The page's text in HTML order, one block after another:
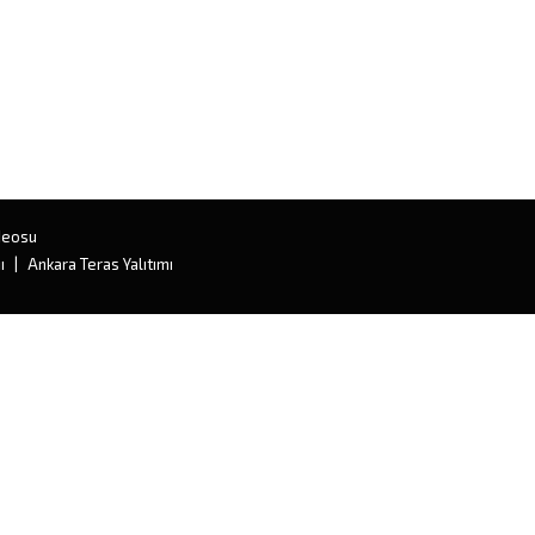
Ankara Teras Yalıtımı